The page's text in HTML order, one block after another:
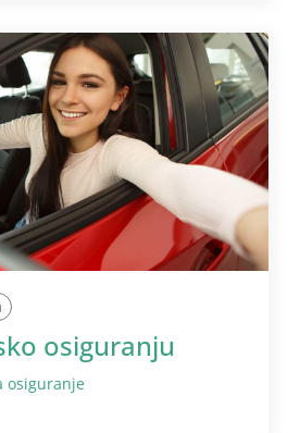
osiguranju
osiguranje